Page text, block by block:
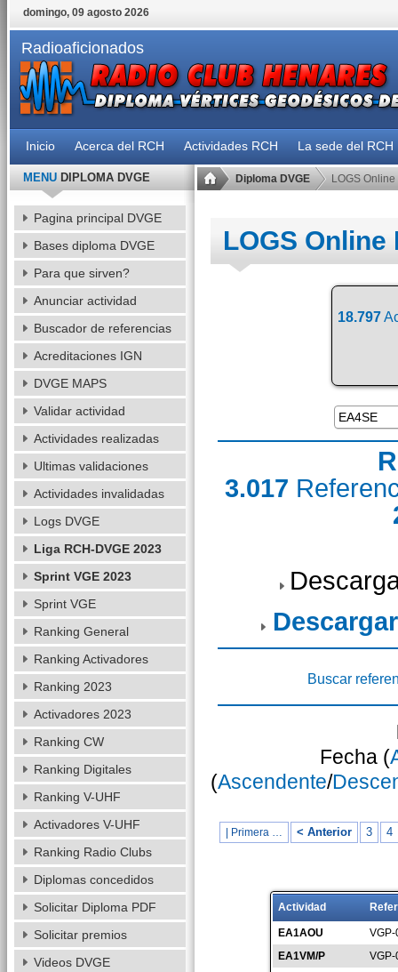
domingo, 09 agosto 2026
Radioaficionados
Inicio Acerca del RCH Actividades RCH La sede del RCH
Diploma DVGE LOGS Online
LOGS Online
18.797
3.017
Buscar
Fecha (
(Ascendente/
| Primera … < Anterior 3 4
Actividad
EA1AOU
EA1VM/P
MENUDIPLOMA DVGE
Pagina principal DVGE
Bases diploma DVGE
Para que sirven?
Anunciar actividad
Buscador de referencias
Acreditaciones IGN
DVGE MAPS
Validar actividad
Actividades realizadas
Ultimas validaciones
Actividades invalidadas
Logs DVGE
Liga RCH-DVGE 2023
Sprint VGE 2023
Sprint VGE
Ranking General
Ranking Activadores
Ranking 2023
Activadores 2023
Ranking CW
Ranking Digitales
Ranking V-UHF
Activadores V-UHF
Ranking Radio Clubs
Diplomas concedidos
Solicitar Diploma PDF
Solicitar premios
Videos DVGE